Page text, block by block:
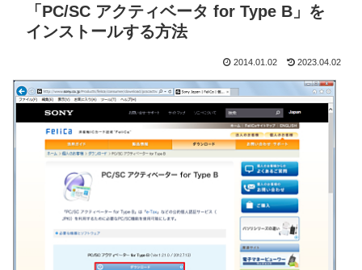
「PC/SC アクティベータ for Type B」を
インストールする方法
2014.01.02 2023.04.02